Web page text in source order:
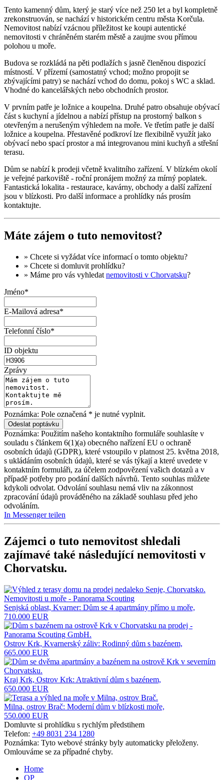
Tento kamenný dům, který je starý více než 250 let a byl kompletně
zrekonstruován, se nachází v historickém centru města Korčula.
Nemovitost nabízí vzácnou příležitost ke koupi autentické
nemovitosti v chráněném starém městě a zaujme svou přímou
polohou u moře.
Budova se rozkládá na pěti podlažích s jasně členěnou dispozicí
místností. V přízemí (samostatný vchod; možno propojit se
zbývajícími patry) se nachází vchod do domu, pokoj s WC a sklad.
Vhodné do kancelářských nebo obchodních prostor.
V prvním patře je ložnice a koupelna. Druhé patro obsahuje obývací
část s kuchyní a jídelnou a nabízí přístup na prostorný balkon s
otevřeným a nerušeným výhledem na moře. Ve třetím patře je další
ložnice a koupelna. Přestavěné podkroví lze flexibilně využít jako
obývací nebo spací prostor a má integrovanou mini kuchyň a střešní
terasu.
Dům se nabízí k prodeji včetně kvalitního zařízení. V blízkém okolí
je veřejné parkoviště - roční pronájem možný za mírný poplatek.
Fantastická lokalita - restaurace, kavárny, obchody a další zařízení
jsou v blízkosti. Pro další informace a prohlídky nás prosím
kontaktujte.
Máte zájem o tuto nemovitost?
» Chcete si vyžádat více informacío tomto objektu?
» Chcete si domluvit prohlídku?
» Máme pro vás vyhledat nemovitosti v Chorvatsku?
Jméno*
E-Mailová adresa*
Telefonní číslo*
ID objektu
Zprávy
Poznámka: Pole označená * je nutné vyplnit.
Poznámka: Použitím našeho kontaktního formuláře souhlasíte v
souladu s článkem 6(1)(a) obecného nařízení EU o ochraně
osobních údajů (GDPR), které vstoupilo v platnost 25. května 2018,
s ukládáním osobních údajů, které se vás týkají a které uvedete v
kontaktním formuláři, za účelem zodpovězení vašich dotazů a v
případě potřeby pro podání dalších návrhů. Tento souhlas můžete
kdykoli odvolat. Odvolání souhlasu nemá vliv na zákonnost
zpracování údajů prováděného na základě souhlasu před jeho
odvoláním.
In Messenger teilen
Zájemci o tuto nemovitost shledali
zajímavé také následující nemovitosti v
Chorvatsku.
Senjská oblast, Kvarner: Dům se 4 apartmány přímo u moře,
710.000 EUR
Ostrov Krk, Kvarnerský záliv: Rodinný dům s bazénem,
665.000 EUR
Kraj Krk, Ostrov Krk: Atraktivní dům s bazénem,
650.000 EUR
Milna, ostrov Brač: Moderní dům v blízkosti moře,
550.000 EUR
Domluvte si prohlídku s rychlým předstihem
Telefon: +49 8031 234 1280
Poznámka: Tyto webové stránky byly automaticky přeloženy.
Omlouváme se za případné chyby.
Home
OP